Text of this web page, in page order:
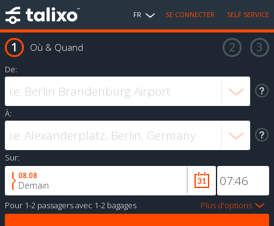
FR SE CONNECTER SELF SERVICE
Où & Quand
De:
À:
Sur:
08.08
Demain
Pour 1-2 passagersavec 1-2 bagages Plus d'options